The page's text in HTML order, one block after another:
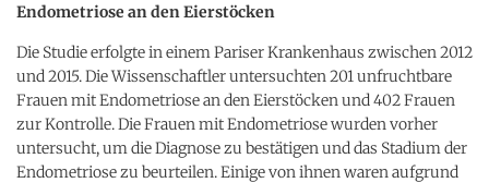
Endometriose an den Eierstöcken
Die Studie erfolgte in einem Pariser Krankenhaus zwischen 2012
und 2015. Die Wissenschaftler untersuchten 201 unfruchtbare
Frauen mit Endometriose an den Eierstöcken und 402 Frauen
zur Kontrolle. Die Frauen mit Endometriose wurden vorher
untersucht, um die Diagnose zu bestätigen und das Stadium der
Endometriose zu beurteilen. Einige von ihnen waren aufgrund